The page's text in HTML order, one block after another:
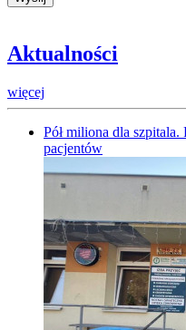
Aktualności
więcej
Pół miliona dla szpitala.
pacjentów